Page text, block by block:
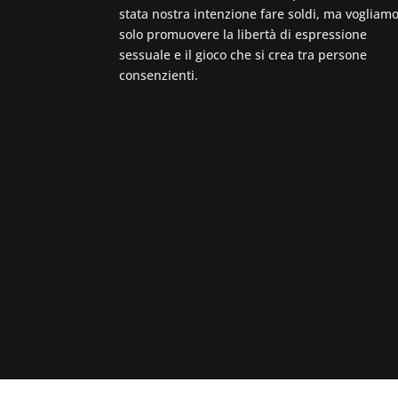
stata nostra intenzione fare soldi, ma
solo promuovere la libertà di espressione
sessuale e il gioco che si crea tra persone
consenzienti.